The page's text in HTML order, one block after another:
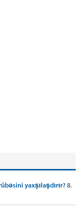
yaxşılaşdırır?8.